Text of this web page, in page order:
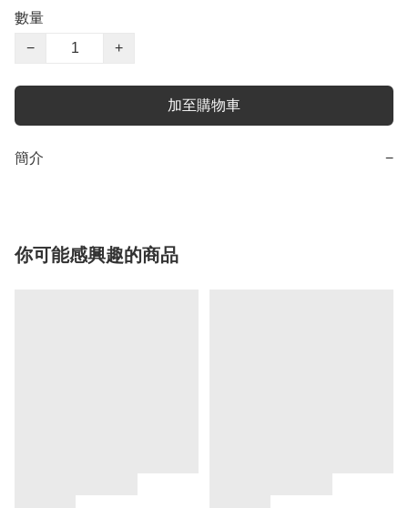
數量
−
+
加至購物車
簡介 −
你可能感興趣的商品